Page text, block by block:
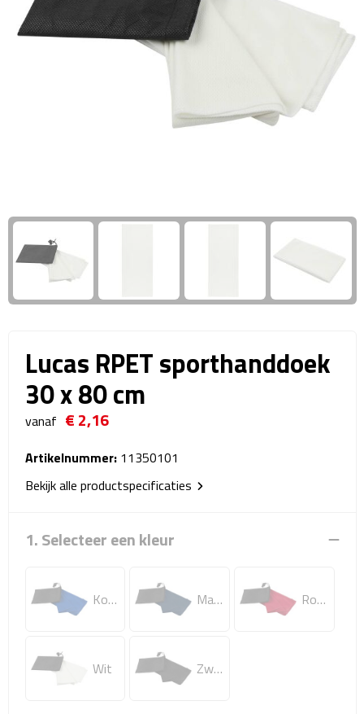
Business trolleys
Reistassen & Trolleys
Reistassen
Trolleys
Reistassensets
Weekendtassen
Duffeltassen
Autotassen
Toilettassen
Rugzakken
Rugzakken
Laptop rugzakken
Giftcards
Lucas RPET sporthanddoek
30 x 80 cm
vanaf € 2,16
Artikelnummer: 11350101
Bekijk alle productspecificaties
1. Selecteer een kleur
Koningsblauw Marineblauw Rood
Wit Zwart